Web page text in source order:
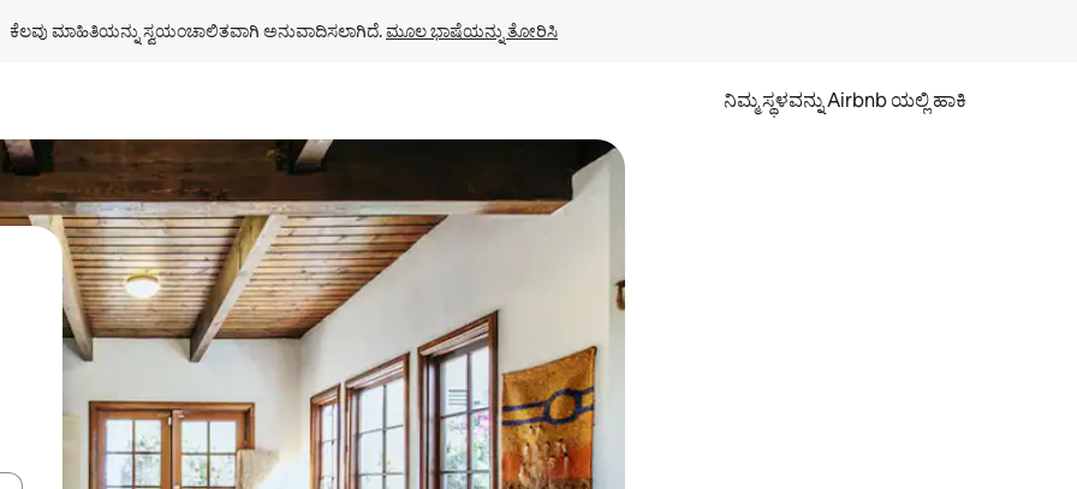
ಕೆಲವು ಮಾಹಿತಿಯನ್ನು ಸ್ವಯಂಚಾಲಿತವಾಗಿ ಅನುವಾದಿಸಲಾಗಿದೆ. ಮೂಲ ಭಾಷೆಯನ್ನು ತೋರಿಸಿ
ನಿಮ್ಮ ಸ್ಥಳವನ್ನು Airbnb ಯಲ್ಲಿ ಹಾಕಿ